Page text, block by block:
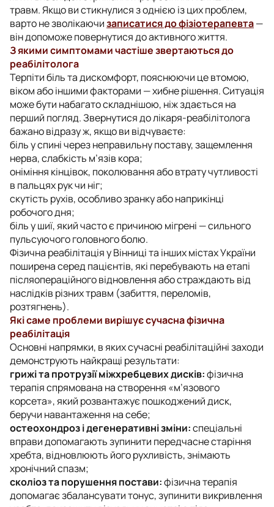
травм. Якщо ви стикнулися з однією із цих проблем,
варто не зволікаючизаписатися до фізіотерапевта—
він допоможе повернутися до активного життя.
З якими симптомами частіше звертаються до
реабілітолога
Терпіти біль та дискомфорт, пояснюючи це втомою,
віком або іншими факторами — хибне рішення. Ситуація
може бути набагато складнішою, ніж здається на
перший погляд. Звернутися до лікаря-реабілітолога
бажано відразу ж, якщо ви відчуваєте:
біль у спині через неправильну поставу, защемлення
нерва, слабкість м’язів кора;
оніміння кінцівок, поколювання або втрату чутливості
в пальцях рук чи ніг;
скутість рухів, особливо зранку або наприкінці
робочого дня;
біль у шиї, який часто є причиною мігрені — сильного
пульсуючого головного болю.
Фізична реабілітація у Вінниці та інших містах України
поширена серед пацієнтів, які перебувають на етапі
післяопераційного відновлення або страждають від
наслідків різних травм (забиття, переломів,
розтягнень).
Які саме проблеми вирішує сучасна фізична
реабілітація
Основні напрямки, в яких сучасні реабілітаційні заходи
демонструють найкращі результати:
грижі та протрузії міжхребцевих дисків:фізична
терапія спрямована на створення «м’язового
корсета», який розвантажує пошкоджений диск,
беручи навантаження на себе;
остеохондроз і дегенеративні зміни:спеціальні
вправи допомагають зупинити передчасне старіння
хребта, відновлюють його рухливість, знімають
хронічний спазм;
сколіоз та порушення постави:фізична терапія
допомагає збалансувати тонус, зупинити викривлення